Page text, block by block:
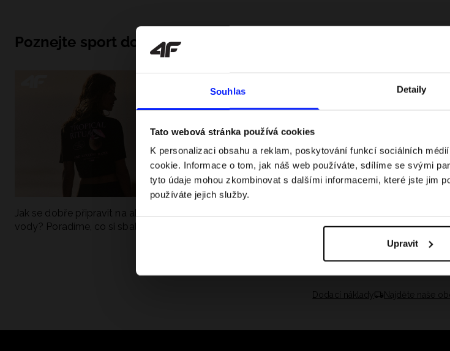
Souhlas Detaily
Tato webová stránka používá cookies
K personalizaci obsahu a reklam, poskytování funkcí sociálních
cookie. Informace o tom, jak náš web používáte, sdílíme se svými
tyto údaje mohou zkombinovat s dalšími informacemi, které jste jim
používáte jejich služby.
Upravit
Poznejte sport do hloubky
Jak se dobře připravit na aktivní den u
vody? Poradíme, co si sbalit
kategorie? Kompletní průvodce
závodů,
Dodací náklady Najděte naše